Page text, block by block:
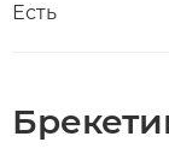
Есть